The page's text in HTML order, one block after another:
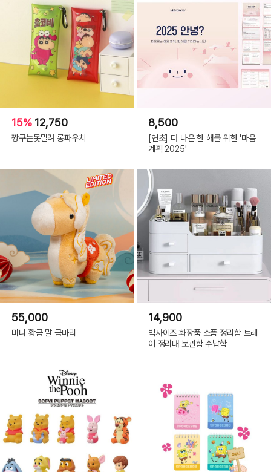
15% 12,750
짱구는못말려 롱파우치
8,500
[연초] 더 나은 한 해를 위한 '마음
계획 2025'
55,000
미니 황금 말 금마리
14,900
빅사이즈 화장품 소품 정리함 트레
이 정리대 보관함 수납함